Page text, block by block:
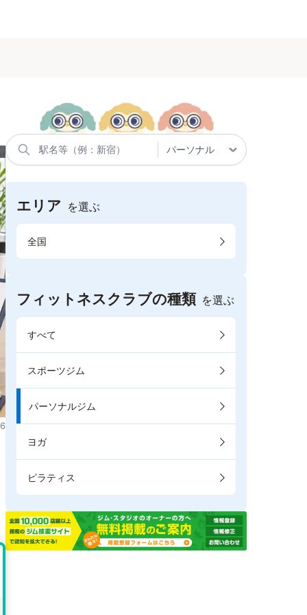
エリア を選ぶ
全国
フィットネスクラブの種類 を選ぶ
すべて
スポーツジム
パーソナルジム
ヨガ
ピラティス